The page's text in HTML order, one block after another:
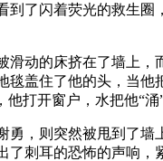
到了闪着荧光的救生圈
动的床挤在了墙上，
毯盖住了他的头，当他
他打开窗户，水把他“涌
，则突然被甩到了墙
了刺耳的恐怖的声响，